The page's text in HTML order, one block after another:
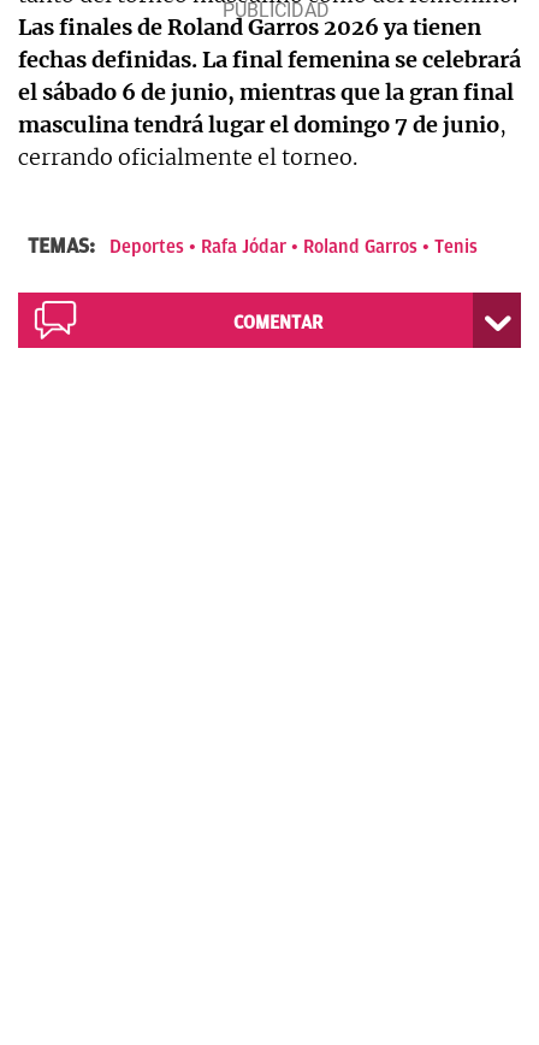
Las finales de Roland Garros 2026 ya tienen
fechas definidas. La final femenina se celebrará
el sábado 6 de junio, mientras que la gran final
masculina tendrá lugar el domingo 7 de junio,
cerrando oficialmente el torneo.
TEMAS: Deportes Rafa Jódar Roland Garros Tenis
COMENTAR